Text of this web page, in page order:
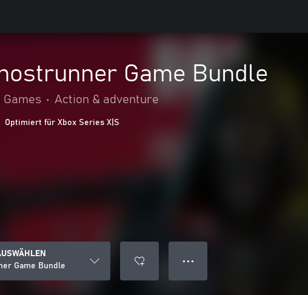
Game Bundle
Games • Action & adventure
Optimiert für Xbox Series X|S
Game Bundle
● ● ●